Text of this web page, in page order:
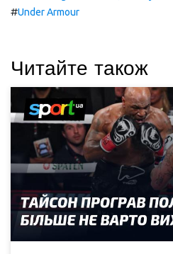
#Under Armour
Читайте також